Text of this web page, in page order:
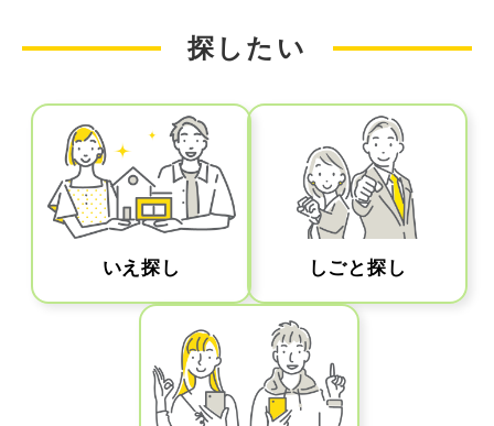
探したい
いえ探し しごと探し